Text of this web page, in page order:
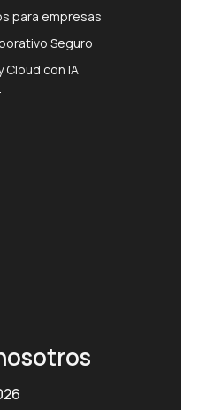
para empresas
Seguro
con IA